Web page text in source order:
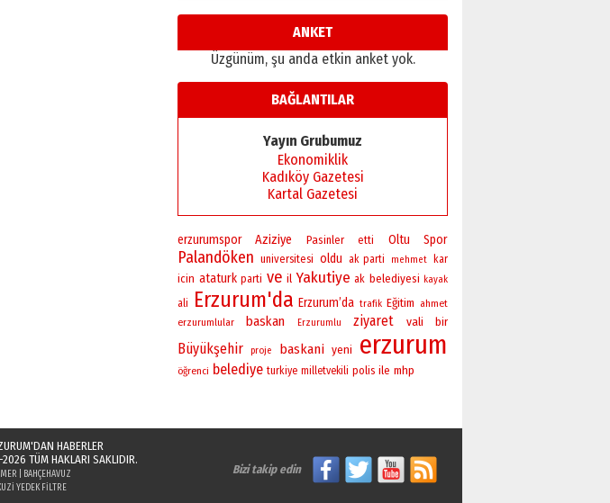
Ardında bıraktığı hatıralarıyla
13 Mayıs 2026 Çarşamba
Esat BİNDESEN
Başkan Sekmen’den Erzurum’a
bir vizyon proje daha!
02 Ağustos 2026 Pazar
ANKET
Üzgünüm, şu anda etkin anket yok.
BAĞLANTILAR
Yayın Grubumuz
Ekonomiklik
Kadıköy Gazetesi
Kartal Gazetesi
erzurumspor Aziziye Pasinler etti Oltu Spor
Palandöken universitesi oldu ak parti mehmet kar
icin ataturk parti ve il Yakutiye ak belediyesi kayak
ali Erzurum'da Erzurum’da trafik Eğitim ahmet
erzurumlular
baskan Erzurumlu ziyaret vali bir
Büyükşehir proje baskani yeni erzurum
öğrenci belediye turkiye milletvekili polis ile mhp
HABERLER
TÜM HAKLARI SAKLIDIR.
BAHÇEHAVUZ
YEDEK FILTRE
Bizi takip edin